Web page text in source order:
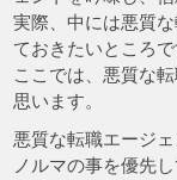
実際、中には悪質
ておきたいところで
ここでは、悪質な
思います。
悪質な転職エージ
ノルマの事を優先